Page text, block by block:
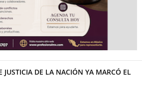
JUSTICIA DE LA NACIÓN YA MARCÓ EL